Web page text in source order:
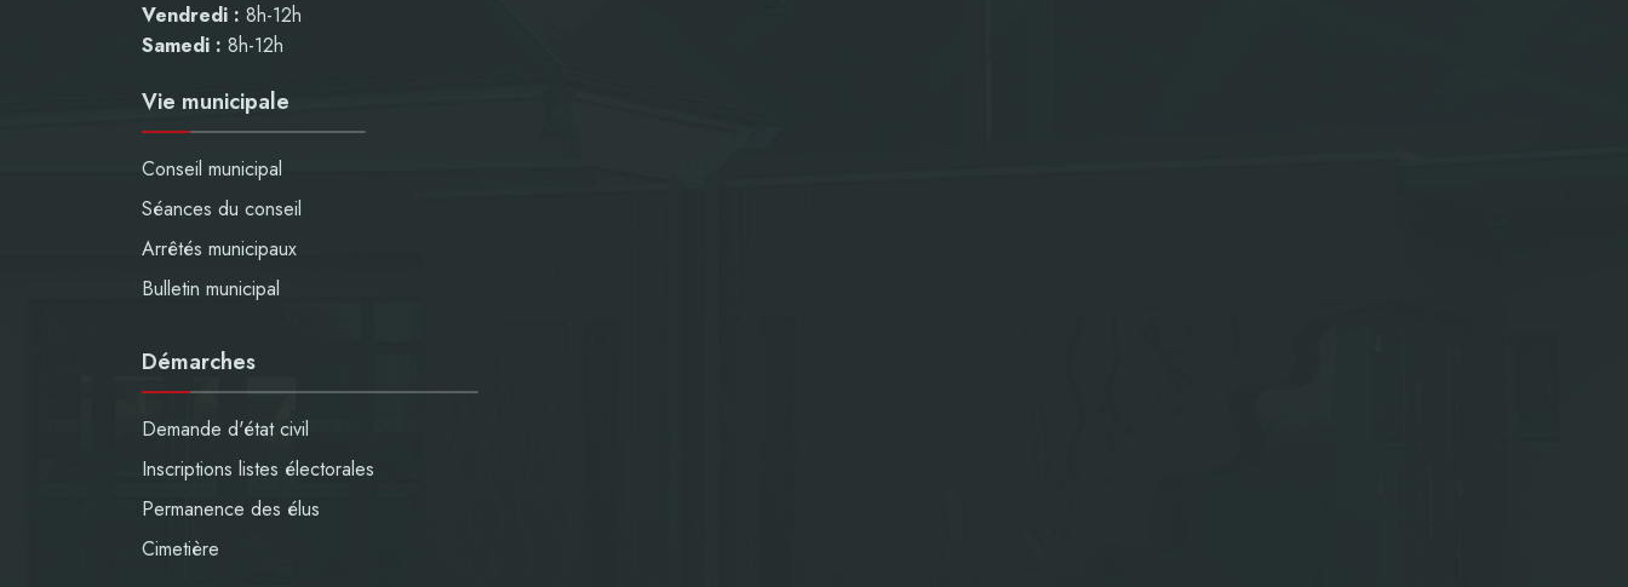
Vendredi : 8h-12h
Samedi : 8h-12h
Vie municipale
Conseil municipal
Séances du conseil
Arrêtés municipaux
Bulletin municipal
Démarches
Demande d'état civil
Inscriptions listes électorales
Permanence des élus
Cimetière